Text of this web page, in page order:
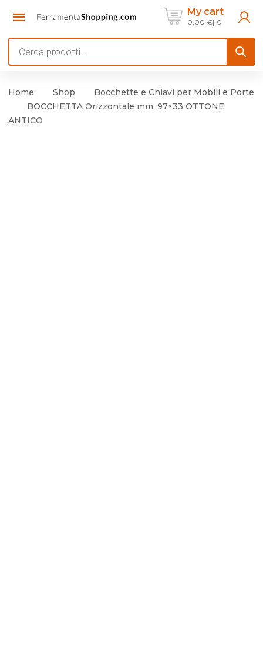
My cart
0,00 € 0
search
Home Shop
Bocchette e Chiavi per Mobili e Porte
BOCCHETTA Orizzontale mm. 97×33 OTTONE
ANTICO